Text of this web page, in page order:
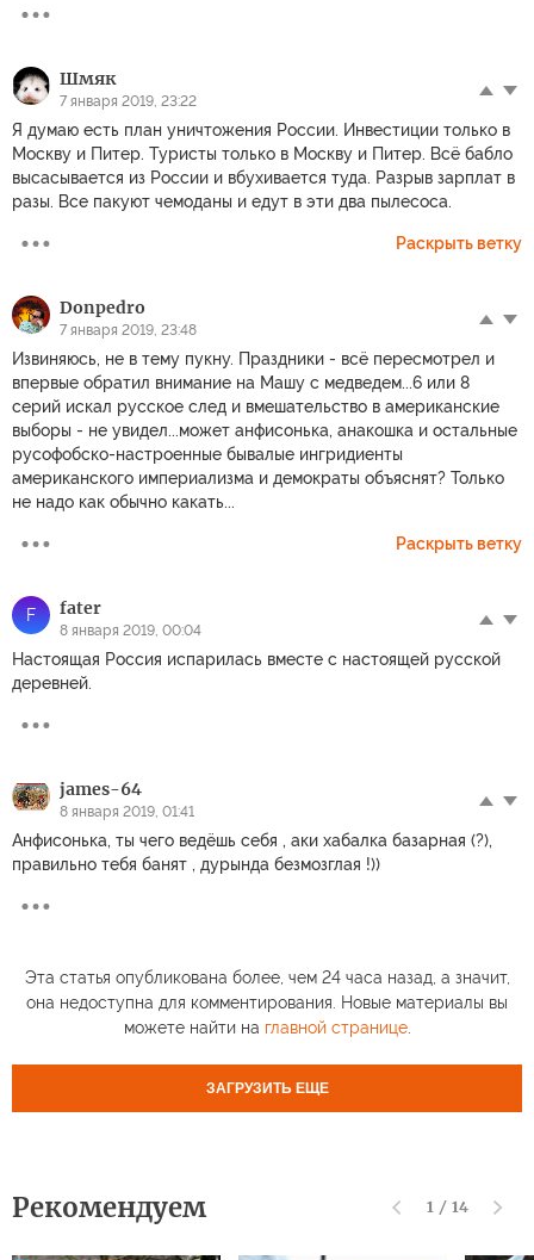
Шмяк
7 января 2019, 23:22
Я думаю есть план уничтожения России. Инвестиции только в
Москву и Питер. Туристы только в Москву и Питер. Всё бабло
высасывается из России и вбухивается туда. Разрыв зарплат в
разы. Все пакуют чемоданы и едут в эти два пылесоса.
Раскрыть ветку
Donpedro
7 января 2019, 23:48
Извиняюсь, не в тему пукну. Праздники - всё пересмотрел и
впервые обратил внимание на Машу с медведем...6 или 8
серий искал русское след и вмешательство в американские
выборы - не увидел...может анфисонька, анакошка и остальные
русофобско-настроенные бывалые ингридиенты
американского империализма и демократы объяснят? Только
не надо как обычно какать...
Раскрыть ветку
F fater
8 января 2019, 00:04
Настоящая Россия испарилась вместе с настоящей русской
деревней.
james-64
8 января 2019, 01:41
Анфисонька, ты чего ведёшь себя , аки хабалка базарная (?),
правильно тебя банят , дурында безмозглая !))
Эта статья опубликована более, чем 24 часа назад, а значит,
она недоступна для комментирования. Новые материалы вы
можете найти на главной странице.
ЗАГРУЗИТЬ ЕЩЕ
Рекомендуем 1 / 14